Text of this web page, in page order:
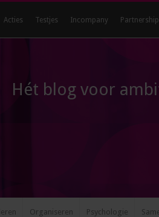
Acties Testjes Incompany
Hét blog voor
Organiseren Psychologie